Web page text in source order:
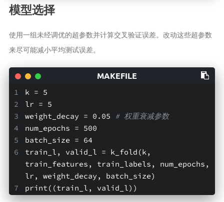
模型选择
使用一组未经调优的超参数并计算交叉验证误差。改动这些超参数
来尽可能减小平均测试误差。
k = 5
lr = 5
weight_decay = 0.05
# 权重衰减参数
num_epochs = 500
batch_size = 64
train_l, valid_l = k_fold(k,
train_features, train_labels, num_epochs,
lr, weight_decay, batch_size)
print((train_l, valid_l))